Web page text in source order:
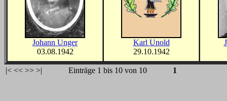
Johann Unger
03.08.1942
Karl Unold
29.10.1942
|< << >> >| Einträge 1 bis 10 von 10 1